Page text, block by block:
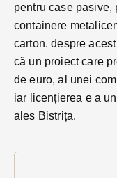
pentru case pasive,
containere
carton. despre
că un proiect care
de euro, al unei
iar licențierea e a
ales Bistrița.